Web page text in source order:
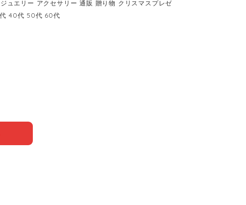
ュエリー アクセサリー 通販 贈り物 クリスマスプレゼ
40代 50代 60代